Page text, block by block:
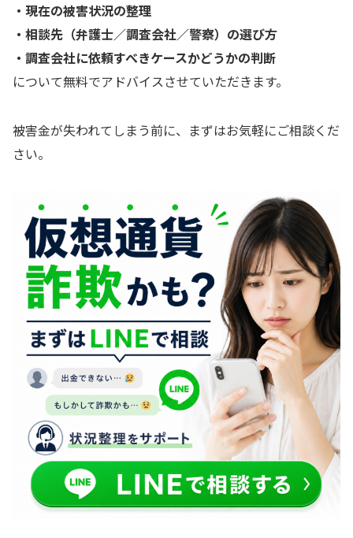
・現在の被害状況の整理
・相談先（弁護士／調査会社／警察）の選び方
・調査会社に依頼すべきケースかどうかの判断
について無料でアドバイスさせていただきます。
被害金が失われてしまう前に、まずはお気軽にご相談くだ
さい。